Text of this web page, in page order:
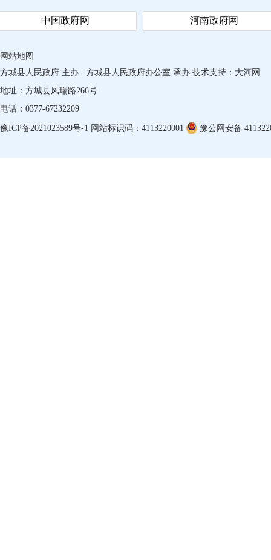
中国政府网 河南政府网
网站地图
方城县人民政府 主办
方城县人民政府办公室 承办 技术支持： 大河网
地址：方城县凤瑞路266号
电话：0377-67232209
豫ICP备2021023589号-1 网站标识码：4113220001 豫公网安备